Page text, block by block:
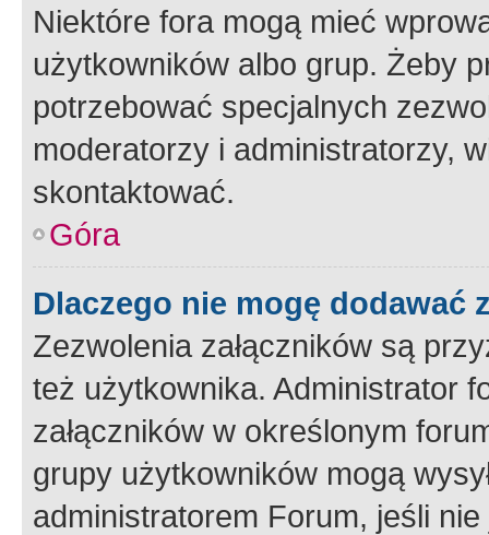
Niektóre fora mogą mieć
użytkowników albo grup. Żeby
potrzebować specjalnych
moderatorzy i administratorzy,
skontaktować.
Góra
Dlaczego nie mogę dodawać
Zezwolenia załączników są
też użytkownika. Administrator
załączników w określonym
grupy użytkowników mogą
administratorem Forum, jeśli